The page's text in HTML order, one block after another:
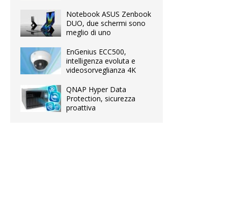
Notebook ASUS Zenbook
DUO, due schermi sono
meglio di uno
EnGenius ECC500,
intelligenza evoluta e
videosorveglianza 4K
QNAP Hyper Data
Protection, sicurezza
proattiva